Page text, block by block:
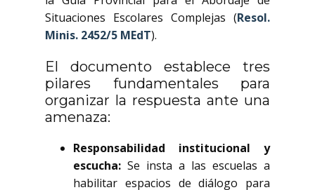
Situaciones Escolares Complejas (Resol.
Minis. 2452/5 MEdT).
El documento establece tres
pilares fundamentales para
organizar la respuesta ante una
amenaza:
Responsabilidad institucional y
escucha: Se insta a las escuelas a
habilitar espacios de diálogo para